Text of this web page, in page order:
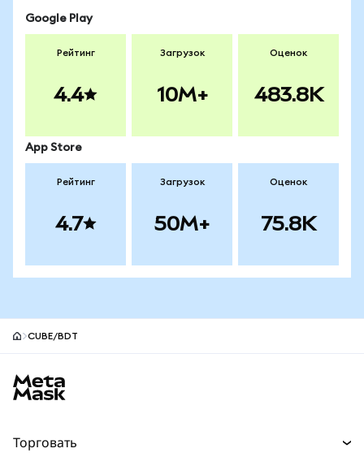
Google Play
Рейтинг
4.4
Загрузок
10M+
Оценок
483.8K
App Store
Рейтинг
4.7
Загрузок
50M+
Оценок
75.8K
CUBE/BDT
Торговать